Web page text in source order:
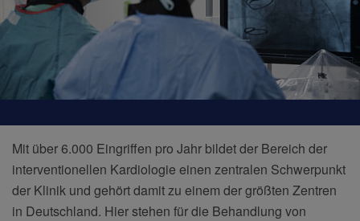
Mit über 6.000 Eingriffen pro Jahr bildet der Bereich der
interventionellen Kardiologie einen zentralen Schwerpunkt
der Klinik und gehört damit zu einem der größten Zentren
in Deutschland. Hier stehen für die Behandlung von